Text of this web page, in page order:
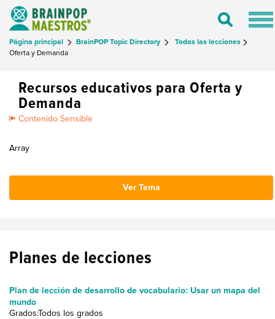
Toggle
Página principal BrainPOP Topic Directory
Todas las lecciones
Oferta y Demanda
Recursos educativos para Oferta y
Demanda
Contenido Sensible
Array
Ver Tema
Planes de lecciones
Plan de lección de desarrollo de vocabulario: Usar un mapa del
mundo
Grados:Todos los grados